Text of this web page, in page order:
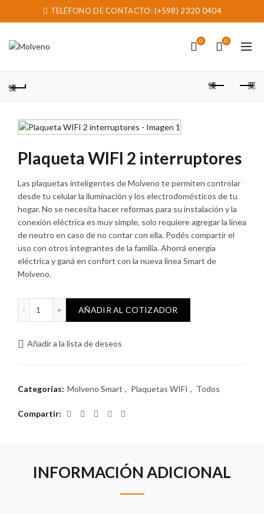
TELÉFONO DE CONTACTO:(+598) 2320 0404
0 0
Plaqueta WIFI 2 interruptores
Las plaquetas inteligentes de Molveno te permiten controlar
desde tu celular la iluminación y los electrodomésticos de tu
hogar. No se necesita hacer reformas para su instalación y la
conexión eléctrica es muy simple, solo requiere agregar la línea
de neutro en caso de no contar con ella. Podés compartir el
uso con otros integrantes de la familia. Ahorrá energía
eléctrica y ganá en confort con la nueva línea Smart de
Molveno.
Plaqueta WIFI 2 interruptores cantidad
AÑADIR AL COTIZADOR
Añadir a la lista de deseos
Categorías: Molveno Smart , Plaquetas WIFI , Todos
Compartir
INFORMACIÓN ADICIONAL